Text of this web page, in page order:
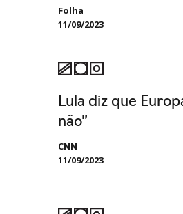
Folha
11/09/2023
Lula diz que
não”
CNN
11/09/2023